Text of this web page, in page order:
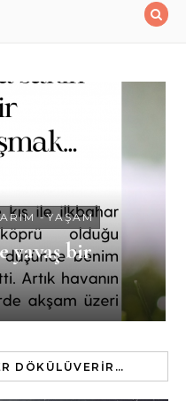
-YAŞAM
yavaş bir
DÖKÜLÜVERIR…